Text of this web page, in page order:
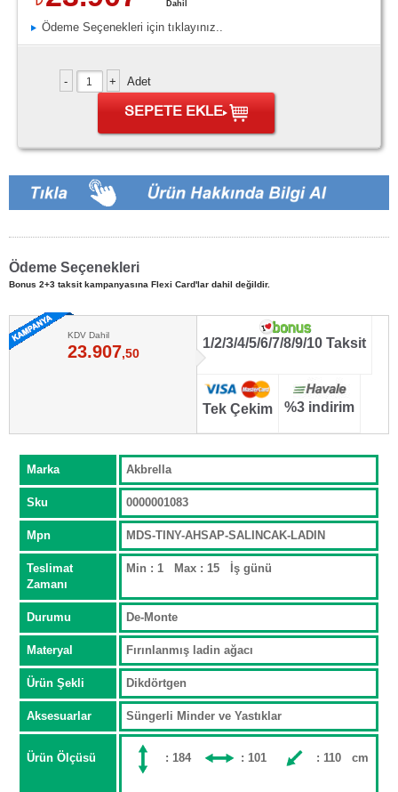
Dahil
Ödeme Seçenekleri için tıklayınız..
Adet
SEPETE EKLE
Ödeme Seçenekleri
Bonus 2+3 taksit kampanyasına Flexi Card'lar dahil değildir.
KDV Dahil
23.907,50
1/2/3/4/5/6/7/8/9/10 Taksit
Tek Çekim %3 indirim
Marka Akbrella
Sku 0000001083
Mpn MDS-TINY-AHSAP-SALINCAK-LADIN
Teslimat
Zamanı
Min : 1 Max : 15 İş günü
Durumu De-Monte
Materyal Fırınlanmış ladin ağacı
Ürün Şekli Dikdörtgen
Aksesuarlar Süngerli Minder ve Yastıklar
Ürün Ölçüsü : 184 : 101 : 110 cm